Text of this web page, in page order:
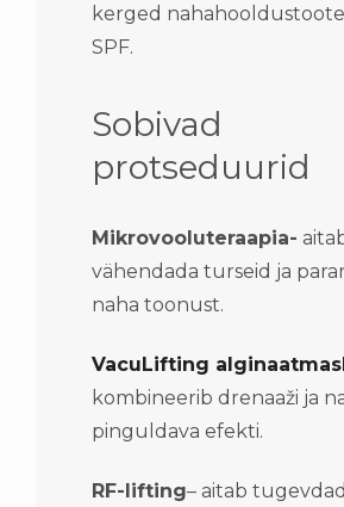
kerged
SPF.
Sobivad
protseduurid
Mikrovooluteraapia-
vähendada turseid ja
naha toonust.
VacuLifting
kombineerib drenaaži ja
pinguldava efekti.
RF-lifting– aitab